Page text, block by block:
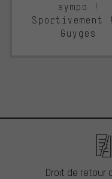
sympa !
Sportivement
Guyges
Droit de retour